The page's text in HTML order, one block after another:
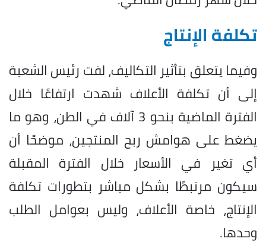
تكلفة الإنتاج
وفيما يتعلق بتأثير التكاليف، لفت رئيس الشعبة
إلى أن تكلفة الأعلاف شهدت ارتفاعًا خلال
الفترة الماضية بنحو 3 آلاف في الطن، وهو ما
يضغط على هوامش ربح المنتجين، موضحًا أن
أي تغير في الأسعار خلال الفترة المقبلة
سيكون مرتبطًا بشكل مباشر بتطورات تكلفة
الإنتاج، خاصة الأعلاف، وليس بعوامل الطلب
وحدها.